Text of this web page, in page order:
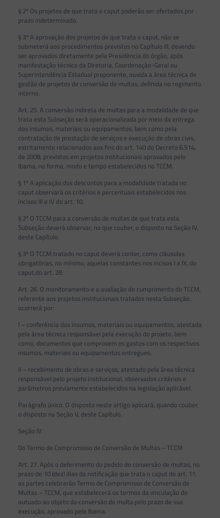
§ 2º Os projetos de que trata o caput poderão ser ofertados por
prazo indeterminado.
§ 3º A aprovação dos projetos de que trata o caput, não se
submeterá aos procedimentos previstos no Capítulo III, devendo
ser aprovados diretamente pela Presidência do órgão, após
manifestação técnica da Diretoria, Coordenação-Geral ou
Superintendência Estadual proponente, ouvida a área técnica de
gestão de projetos de conversão de multas, definida no regimento
interno.
Art. 25. A conversão indireta de multas para a modalidade de que
trata esta Subseção será operacionalizada por meio da entrega
dos insumos, materiais ou equipamentos, bem como pela
contratação de prestação de serviços e execução de obras civis,
estritamente relacionados aos fins do art. 140 do Decreto 6.514,
de 2008, previstos em projetos institucionais aprovados pelo
Ibama, na forma, modo e tempo estabelecidos no TCCM.
§ 1º A aplicação dos descontos para a modalidade tratada no
caput observará os critérios e percentuais estabelecidos nos
incisos III e IV do art. 10.
§ 2º O TCCM para a conversão de multas de que trata esta
Subseção deverá observar, no que couber, o disposto na Seção IV,
deste Capítulo.
§ 3º O TCCM tratado no caput deverá conter, como cláusulas
obrigatórias, no mínimo, aquelas constantes nos incisos I a IX, do
caput,do art. 28.
Art. 26. O monitoramento e a avaliação do cumprimento do TCCM,
referente aos projetos institucionais tratados nesta Subseção,
ocorrerá por:
I – conferência dos insumos, materiais ou equipamentos, atestada
pela área técnica responsável pela execução do projeto, bem
como, documentos que comprovem os gastos com os respectivos
insumos, materiais ou equipamentos entregues.
II – recebimento de obras e serviços, atestado pela área técnica
responsável pelo projeto institucional, observados critérios e
parâmetros previamente estabelecidos na legislação aplicável.
Parágrafo único. O disposto neste artigo aplicará, quando couber,
o disposto na Seção V, deste Capítulo.
Seção IV
Do Termo de Compromisso de Conversão de Multas – TCCM
Art. 27. Após o deferimento do pedido de conversão de multas, no
prazo de 10 (dez) dias da notificação que trata o caput do art. 11,
as partes celebrarão Termo de Compromisso de Conversão de
Multas – TCCM, que estabelecerá os termos da vinculação do
autuado ao objeto da conversão de multa pelo prazo de sua
execução, aprovado pelo Ibama.